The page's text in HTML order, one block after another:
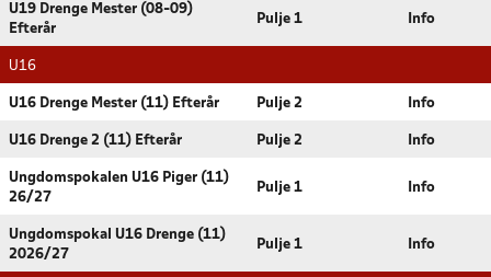
U19 Drenge Mester (08-09)
Efterår
Pulje 1 Info
U16
U16 Drenge Mester (11) Efterår Pulje 2 Info
U16 Drenge 2 (11) Efterår Pulje 2 Info
Ungdomspokalen U16 Piger (11)
26/27
Pulje 1 Info
Ungdomspokal U16 Drenge (11)
2026/27
Pulje 1 Info